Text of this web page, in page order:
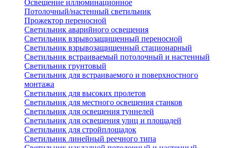
Освещение иллюминационное
Потолочный/настенный светильник
Прожектор переносной
Светильник аварийного освещения
Светильник взрывозащищенный переносной
Светильник взрывозащищенный стационарный
Светильник встраиваемый потолочный и настенный
Светильник грунтовый
Светильник для встраиваемого и поверхностного
монтажа
Светильник для высоких пролетов
Светильник для местного освещения станков
Светильник для освещения туннелей
Светильник для освещения улиц и площадей
Светильник для стройплощадок
Светильник линейный реечного типа